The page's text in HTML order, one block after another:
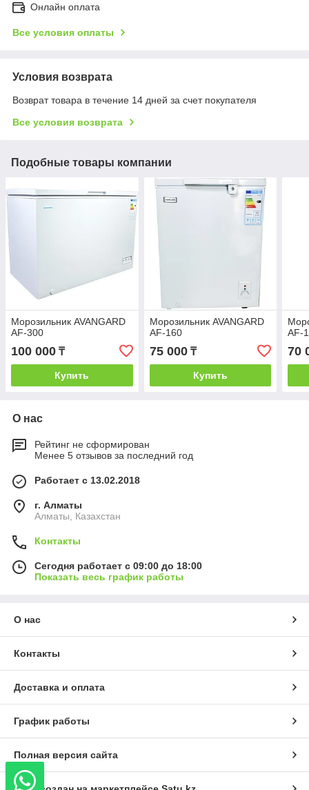
Онлайн оплата
Все условия оплаты
Условия возврата
Возврат товара в течение 14 дней за счет покупателя
Все условия возврата
Подобные товары компании
Морозильник AVANGARD
AF-300
100 000 ₸
Купить
Морозильник AVANGARD
AF-160
75 000₸
Купить
AF-
70
О нас
Рейтинг не сформирован
Менее 5 отзывов за последний год
Работает с 13.02.2018
г. Алматы
Алматы, Казахстан
Контакты
Сегодня работает с 09:00 до 18:00
Показать весь график работы
О нас
Контакты
Доставка и оплата
График работы
Полная версия сайта